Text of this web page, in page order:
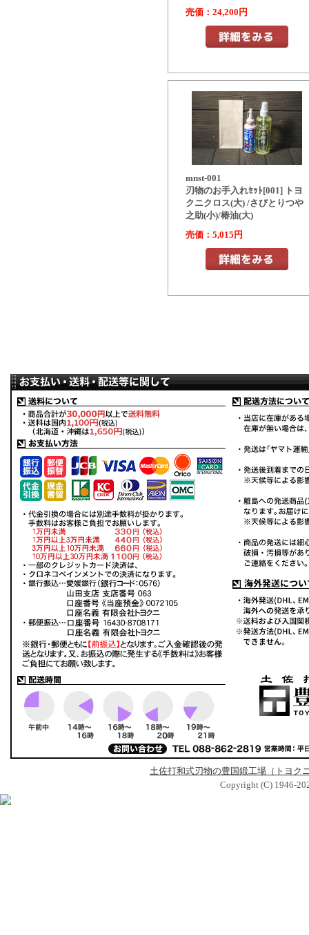
売価：24,200円
mnst-001
刃物のお手入れｾｯﾄ[001] トヨ
クニクロス(大) /さびとりつや
之助(小)/椿油(大)
売価：5,015円
土佐打和式刃物の豊国鍛工場（トヨク
Copyright (C) 1946-